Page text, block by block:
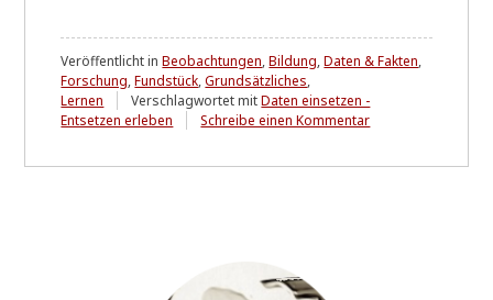
Veröffentlicht inBeobachtungen,Bildung,Daten & Fakten,
Forschung,Fundstück,Grundsätzliches,
Lernen
Verschlagwortet mitDaten einsetzen -
Entsetzen erleben
Schreibe einen Kommentarzu